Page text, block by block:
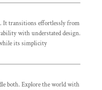
It transitions effortlessly from
with understated design.
its simplicity
both. Explore the world with